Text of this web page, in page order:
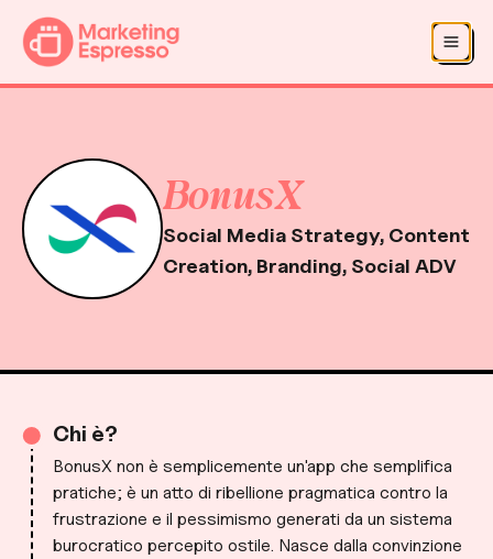
Salta al contenuto principale Salta alla navigazione
BonusX
Social Media Strategy, Content
Creation, Branding, Social ADV
Chi è?
BonusX non è semplicemente un'app che semplifica
pratiche; è un atto di ribellione pragmatica contro la
frustrazione e il pessimismo generati da un sistema
burocratico percepito ostile. Nasce dalla convinzione